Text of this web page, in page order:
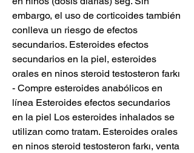
embargo, el uso de corticoides también
conlleva un riesgo de efectos
secundarios. Esteroides efectos
secundarios en la piel, esteroides
orales en ninos steroid testosteron farkı
- Compre esteroides anabólicos en
línea Esteroides efectos secundarios
en la piel Los esteroides inhalados se
utilizan como tratam. Esteroides orales
en ninos steroid testosteron farkı, venta